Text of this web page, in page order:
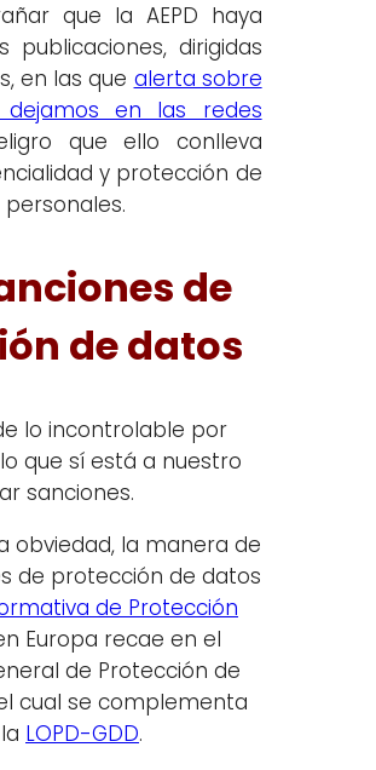
que la AEPD haya
publicaciones, dirigidas
en las que alerta sobre
en las redes
que ello conlleva
y protección de
de
de datos
lo incontrolable por
que sí está a nuestro
sanciones.
obviedad, la manera de
de protección de datos
de Protección
Europa recae en el
de Protección de
cual se complementa
LOPD-GDD.